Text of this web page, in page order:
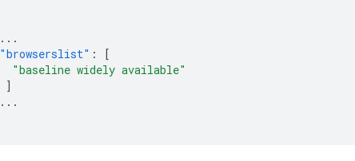
...
"browserslist" :
[
"baseline widely available"
]
...